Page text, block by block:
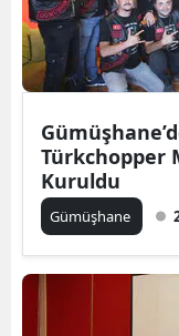
Türkchopper
Kuruldu
Gümüşhane